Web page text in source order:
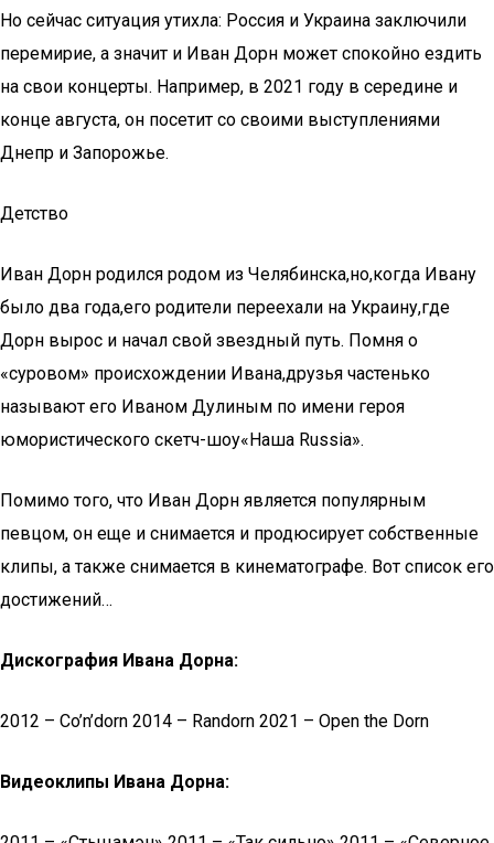
Но сейчас ситуация утихла: Россия и Украина заключили
перемирие, а значит и Иван Дорн может спокойно ездить
на свои концерты. Например, в 2021 году в середине и
конце августа, он посетит со своими выступлениями
Днепр и Запорожье.
Детство
Иван Дорн родился родом из Челябинска,но,когда Ивану
было два года,его родители переехали на Украину,где
Дорн вырос и начал свой звездный путь. Помня о
«суровом» происхождении Ивана,друзья частенько
называют его Иваном Дулиным по имени героя
юмористического скетч-шоу«Наша Russia».
Помимо того, что Иван Дорн является популярным
певцом, он еще и снимается и продюсирует собственные
клипы, а также снимается в кинематографе. Вот список его
достижений…
Дискография Ивана Дорна:
2012 – Co’n’dorn 2014 – Randorn 2021 – Open the Dorn
Видеоклипы Ивана Дорна: